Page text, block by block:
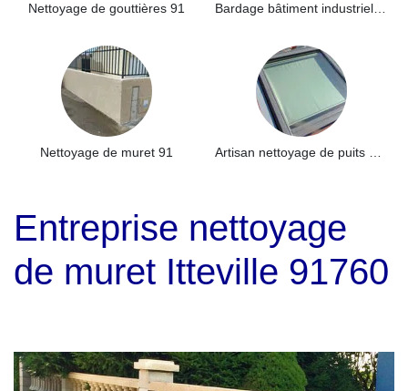
Nettoyage de gouttières 91
Nettoyage de muret 91
Entreprise nettoyage
de muret Itteville 91760